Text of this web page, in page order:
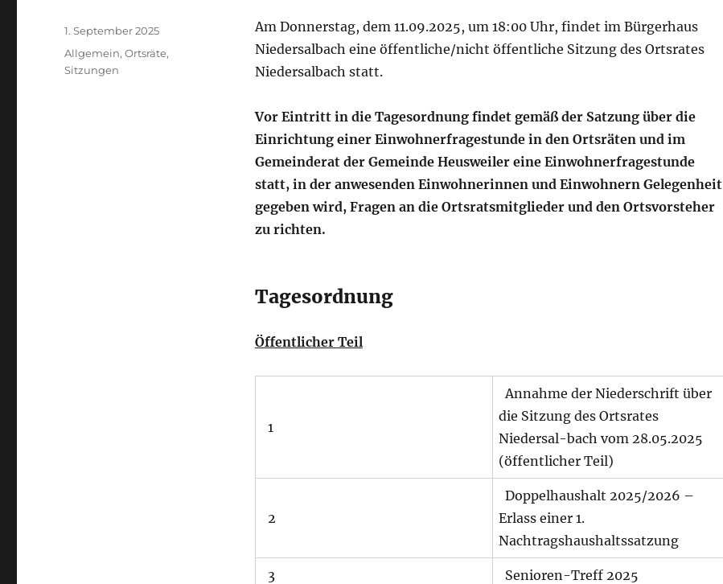
Am Donnerstag, dem 11.09.2025, um 18:00 Uhr, findet im Bürgerhaus
Niedersalbach eine öffentliche/nicht öffentliche Sitzung des Ortsrates
Niedersalbach statt.
Vor Eintritt in die Tagesordnung findet gemäß der Satzung über die
Einrichtung einer Einwohnerfragestunde in den Ortsräten und im
Gemeinderat der Gemeinde Heusweiler eine Einwohnerfragestunde
statt, in der anwesenden Einwohnerinnen und Einwohnern Gelegenheit
gegeben wird, Fragen an die Ortsratsmitglieder und den Ortsvorsteher
zu richten.
Tagesordnung
Öffentlicher Teil
1
Annahme der Niederschrift über
die Sitzung des Ortsrates
Niedersal-bach vom 28.05.2025
(öffentlicher Teil)
2
Doppelhaushalt 2025/2026 –
Erlass einer 1.
Nachtragshaushaltssatzung
3 Senioren-Treff 2025
Veröffentlicht
am
1. September 2025
Kategorien
Allgemein,Ortsräte,
Sitzungen